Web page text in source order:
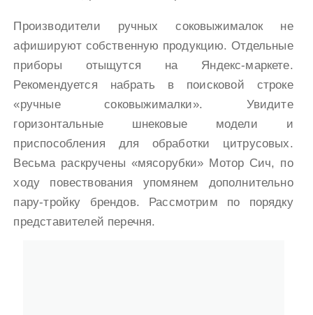
Производители ручных соковыжималок не
афишируют собственную продукцию. Отдельные
приборы отыщутся на Яндекс-маркете.
Рекомендуется набрать в поисковой строке
«ручные соковыжималки». Увидите
горизонтальные шнековые модели и
приспособления для обработки цитрусовых.
Весьма раскручены «мясорубки» Мотор Сич, по
ходу повествования упомянем дополнительно
пару-тройку брендов. Рассмотрим по порядку
представителей перечня.